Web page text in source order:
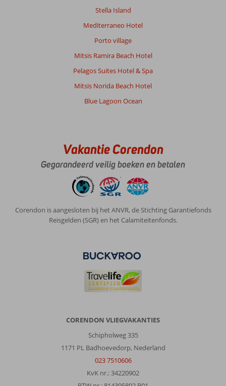
Stella Island
Mediterraneo Hotel
Porto village
Mitsis Ramira Beach Hotel
Pelagos Suites Hotel & Spa
Mitsis Norida Beach Hotel
Blue Lagoon Ocean
Vakantie Corendon
Gegarandeerd veilig boeken en betalen
Corendon is aangesloten bij het ANVR, de Stichting Garantiefonds
Reisgelden (SGR) en het Calamiteitenfonds.
CORENDON VLIEGVAKANTIES
Schipholweg 335
1171 PL Badhoevedorp, Nederland
023 7510606
KvK nr.: 34220902